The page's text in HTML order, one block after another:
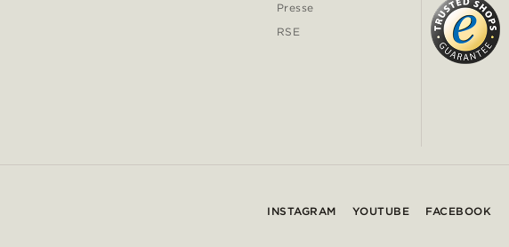
Presse
RSE
INSTAGRAM YOUTUBE FACEBOOK